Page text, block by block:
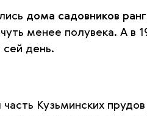
дома садовников
менее полувека. А в
сей день.
Кузьминских